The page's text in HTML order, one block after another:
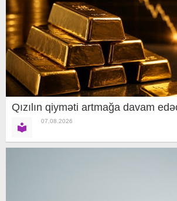
Qızılın qiyməti artmağa davam
07.08.2026